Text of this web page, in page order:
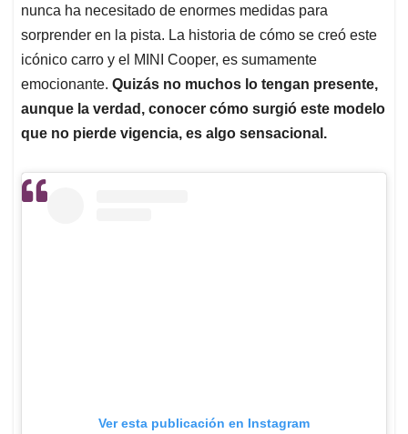
nunca ha necesitado de enormes medidas para
sorprender en la pista. La historia de cómo se creó este
icónico carro y el MINI Cooper, es sumamente
emocionante. Quizás no muchos lo tengan presente,
aunque la verdad, conocer cómo surgió este modelo
que no pierde vigencia, es algo sensacional.
Ver esta publicación en Instagram